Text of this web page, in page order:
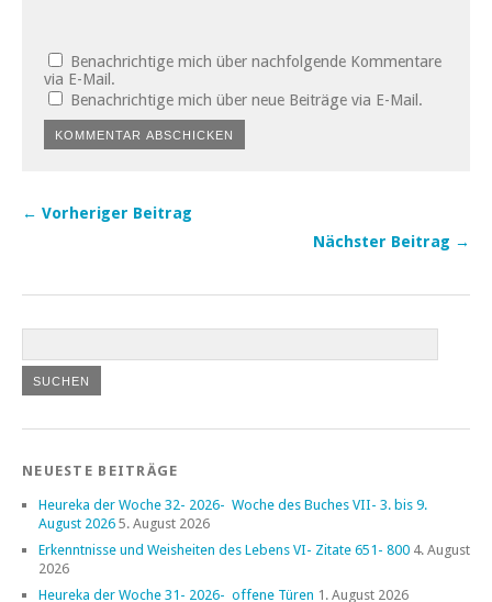
Benachrichtige mich über nachfolgende Kommentare
via E-Mail.
Benachrichtige mich über neue Beiträge via E-Mail.
← Vorheriger Beitrag
Nächster Beitrag →
NEUESTE BEITRÄGE
Heureka der Woche 32- 2026- Woche des Buches VII- 3. bis 9.
August 2026 5. August 2026
Erkenntnisse und Weisheiten des Lebens VI- Zitate 651- 800 4. August
2026
Heureka der Woche 31- 2026- offene Türen 1. August 2026